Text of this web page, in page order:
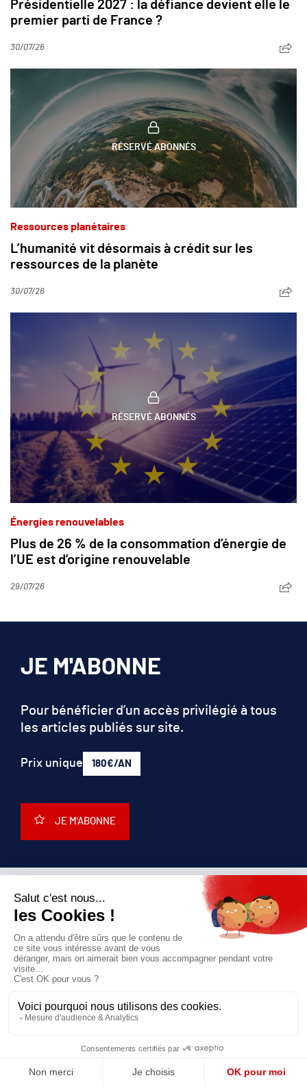
Présidentielle 2027 : la défiance devient elle le
premier parti de France ?
30/07/26
RÉSERVÉ ABONNÉS
Ressources planétaires
L’humanité vit désormais à crédit sur les
ressources de la planète
30/07/26
RÉSERVÉ ABONNÉS
Énergies renouvelables
Plus de 26 % de la consommation d’énergie de
l’UE est d’origine renouvelable
29/07/26
QUI SOMMES-NOUS?
MENTIONS LÉGALES
POLITIQUE DE CONFIDENTIALITÉ
Suivez toutes nos actualités !
JE M'ABONNE
Pour bénéficier d’un accès privilégié à tous
les articles publiés sur site.
Prix unique 180€/AN
JE M'ABONNE